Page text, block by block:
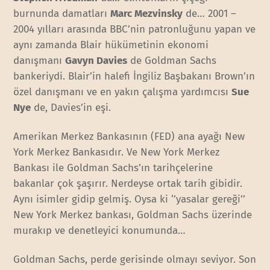
burnunda damatlarıMarc Mezvinsky de… 2001 –
2004 yılları arasında BBC’nin patronluğunu yapan ve
aynı zamanda Blair hükümetinin ekonomi
danışmanıGavyn Davies de Goldman Sachs
bankeriydi. Blair’in halefi İngiliz Başbakanı Brown’ın
özel danışmanı ve en yakın çalışma yardımcısıSue
Nye de, Davies’in eşi.
Amerikan Merkez Bankasının (FED) ana ayağı New
York Merkez Bankasıdır. Ve New York Merkez
Bankası ile Goldman Sachs’ın tarihçelerine
bakanlar çok şaşırır. Nerdeyse ortak tarih gibidir.
Aynı isimler gidip gelmiş. Oysa ki ‘’yasalar gereği’’
New York Merkez bankası, Goldman Sachs üzerinde
murakıp ve denetleyici konumunda…
Goldman Sachs, perde gerisinde olmayı seviyor. Son